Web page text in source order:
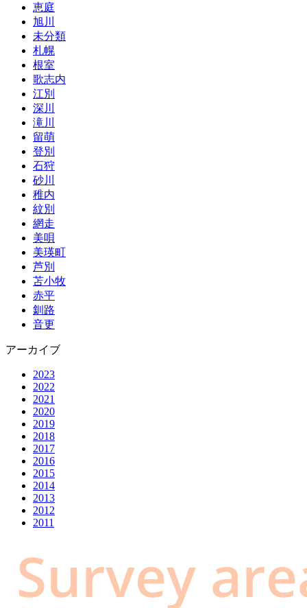
恵庭
旭川
未分類
札幌
根室
歌志内
江別
深川
滝川
留萌
登別
石狩
砂川
稚内
紋別
網走
美唄
美瑛町
芦別
苫小牧
赤平
釧路
音更
アーカイブ
2023
2022
2021
2020
2019
2018
2017
2016
2015
2014
2013
2012
2011